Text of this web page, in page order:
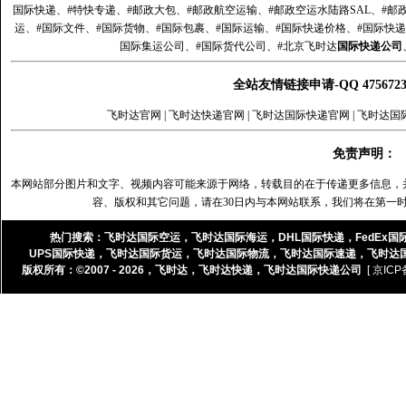
国际快递、#特快专递、#邮政大包、#邮政航空运输、#邮政空运水陆路SAL、#
运、#国际文件、#国际货物、#国际包裹、#国际运输、#国际快递价格、#国际快
国际集运公司、#国际货代公司、#北京飞时达国际快递公司
全站友情链接申请-QQ
飞时达官网 飞时达快递官网 飞时达国际快递官网 飞时达国
免责声明：
本网站部分图片和文字、视频内容可能来源于网络，转载目的在于传递更多信息
容、版权和其它问题，请在30日内与本网站联系，我们将在第一
热门搜索： 飞时达国际空运 ， 飞时达国际海运 ， DHL国际快递 ， FedEx国
UPS国际快递 ， 飞时达国际货运 ， 飞时达国际物流， 飞时达国际速递 ， 飞时达
版权所有：©2007 - 2026， 飞时达， 飞时达快递， 飞时达国际快递公司 [ 京ICP